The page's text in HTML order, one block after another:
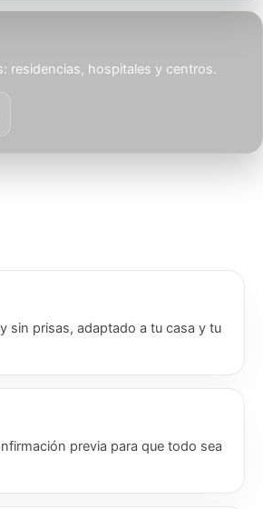
residencias, hospitales y centros.
sin prisas, adaptado a tu casa y tu
previa para que todo sea